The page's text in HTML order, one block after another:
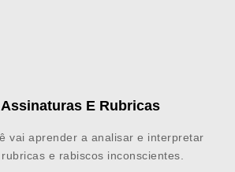
E Rubricas
vai aprender a analisar e interpretar
e rabiscos inconscientes.